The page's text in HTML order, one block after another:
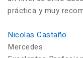
práctica y muy
Nicolas Castaño
Mercedes